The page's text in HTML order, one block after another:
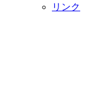
リンク